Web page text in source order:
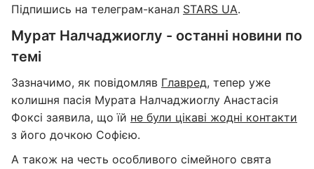
Підпишись на телеграм-канал STARS UA.
Мурат Налчаджиоглу - останні новини по
темі
Зазначимо, як повідомляв Главред, тепер уже
колишня пасія Мурата Налчаджиоглу Анастасія
Фоксі заявила, що їй не були цікаві жодні контакти
з його дочкою Софією.
А також на честь особливого сімейного свята